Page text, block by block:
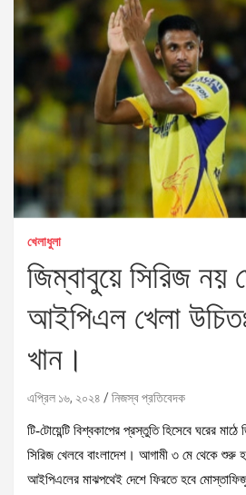
খেলাধুলা
জিম্বাবুয়ে সিরিজ
আইপিএল খেলা
খান।
এপ্রিল ১৬, ২০২৪ নিজস্ব প্রতিবেদক
টি-টোয়েন্টি বিশ্বকাপের প্রস্তুতি হিসেবে ঘরের মাঠে
সিরিজ খেলবে বাংলাদেশ। আগামী ৩ মে থেকে শুরু
আইপিএলের মাঝপথেই দেশে ফিরতে হবে